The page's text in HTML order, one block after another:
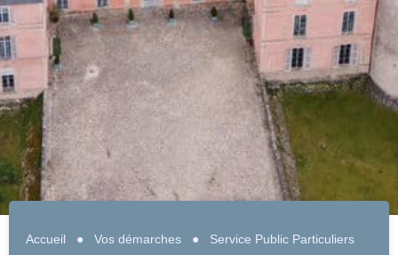
Accueil ● Vos démarches● Service Public Particuliers